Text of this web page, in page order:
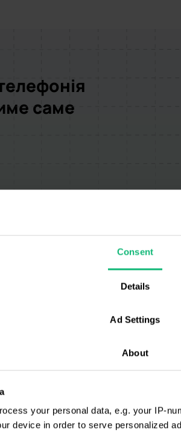
Consent
Details
Ad Settings
About
your personal data, e.g. your IP-
device in order to serve personalized
саме
як вам
приймати та
той, що до вподоби